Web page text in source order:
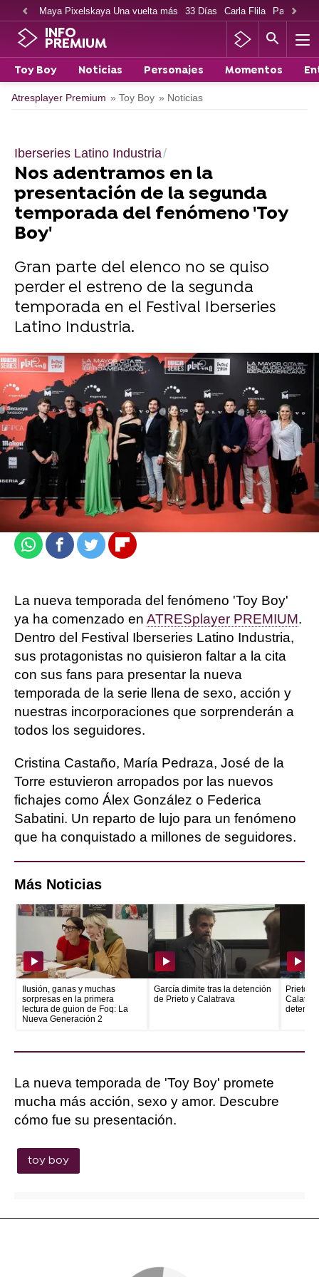
Maya Pixelskaya Una vuelta más 33 Días Carla Flila Paco
INFO
PREMIUM
Toy Boy Noticias Personajes Momentos
Atresplayer Premium » Toy Boy » Noticias
Iberseries Latino Industria
Nos adentramos en la
presentación de la segunda
temporada del fenómeno 'Toy
Boy'
Gran parte del elenco no se quiso
perder el estreno de la segunda
temporada en el Festival Iberseries
Latino Industria.
atresplayer
Madrid
Actualizado:30 de septiembre de 2021, 13:43
Publicado:30 de septiembre de 2021, 13:40
WhatsappFacebook
TwitterFlipboard
La nueva temporada del fenómeno 'Toy Boy'
ya ha comenzado en ATRESplayer PREMIUM.
Dentro del Festival Iberseries Latino Industria,
sus protagonistas no quisieron faltar a la cita
con sus fans para presentar la nueva
temporada de la serie llena de sexo, acción y
nuestras incorporaciones que sorprenderán a
todos los seguidores.
Cristina Castaño, María Pedraza, José de la
Torre estuvieron arropados por las nuevos
fichajes como Álex González o Federica
Sabatini. Un reparto de lujo para un fenómeno
que ha conquistado a millones de seguidores.
Más Noticias
Ilusión, ganas y muchas
sorpresas en la primera
lectura de guion de Foq: La
Nueva Generación 2
García dimite tras la detención
de Prieto y Calatrava
Prieto
La nueva temporada de 'Toy Boy' promete
mucha más acción, sexo y amor. Descubre
cómo fue su presentación.
toy boy